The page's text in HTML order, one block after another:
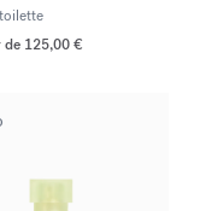
de 125,00 €